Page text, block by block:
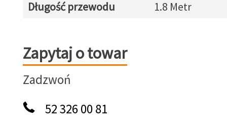
Długość przewodu
1.8 Metr
Zapytaj o towar
Zapytaj o towar
Zadzwoń
52 326 00 81